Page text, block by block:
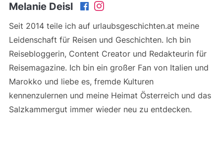
Melanie Deisl
Seit 2014 teile ich auf urlaubsgeschichten.at meine
Leidenschaft für Reisen und Geschichten. Ich bin
Reisebloggerin, Content Creator und Redakteurin für
Reisemagazine. Ich bin ein großer Fan von Italien und
Marokko und liebe es, fremde Kulturen
kennenzulernen und meine Heimat Österreich und das
Salzkammergut immer wieder neu zu entdecken.